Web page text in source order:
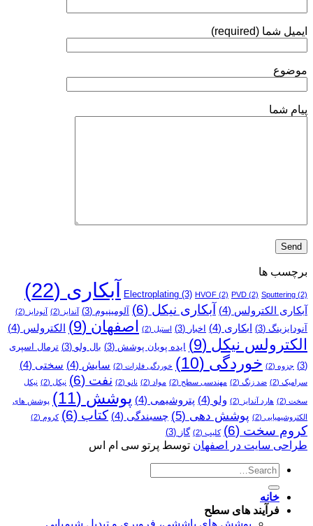
نیکل
ایمیل شما (required)
موضوع
پیام شما
برچسب ها
Electroplating (3) HVOF (2) PVD (2) Sputtering (2) آبکاری (22)
آبکاری الکترولس (4) آبکاری نیکل (6) آلومینیوم (3) آندایز (2) آنودایز (2)
آنودایزینگ (3) ابکاری (4) اخبار (3) استیل (2) اصفهان (9) الکترولس (4)
الکترولس نیکل (9) ایده پویان پوشش (3) بال ولو (3)
ترمال اسپری
(3)
جزوه (2) خوردگی (10) خوردگی فلزات (2) سایش (4) سختی (4)
سرامیک (2) ضد زنگ (2) مهندسی سطح (2) مواد (2) نانو (2) نفت (6) نیکل (2) نیکل
سخت (2) هارد آندایز (2) ولو (4) پتروشیمی (4) پوشش (11)
پوشش­ های
الکتروشیمیایی (2) پوشش دهی (5) چسبندگی (4) کتاب (6) کروم (2)
کروم سخت (6) کلیپ (2) گاز (3)
طراحی سایت در اصفهان توسط پرتو سی ام اس
خانه
فرآیند های سطح
پوشش های پاششی، فروبری و تبدیل شیمیایی